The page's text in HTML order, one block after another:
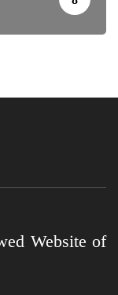
Website of